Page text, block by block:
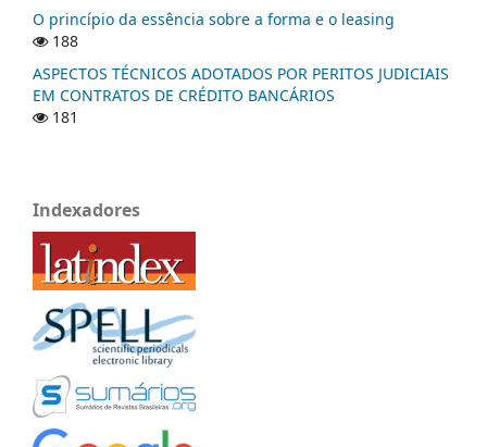
O princípio da essência sobre a forma e o leasing
188
ASPECTOS TÉCNICOS ADOTADOS POR PERITOS JUDICIAIS
EM CONTRATOS DE CRÉDITO BANCÁRIOS
181
Indexadores